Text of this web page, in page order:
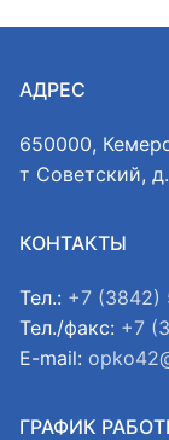
АДРЕС
650000,
т Советский,
КОНТАКТЫ
Тел.: +7 (3842)
Тел./факс: +7
E-mail:
ГРАФИК